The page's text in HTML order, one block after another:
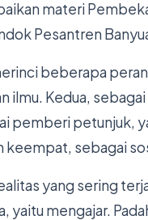
materi
Pesantren
beberapa
ilmu. Kedua,
pemberi petunjuk,
keempat, sebagai
yang sering
yaitu mengajar.